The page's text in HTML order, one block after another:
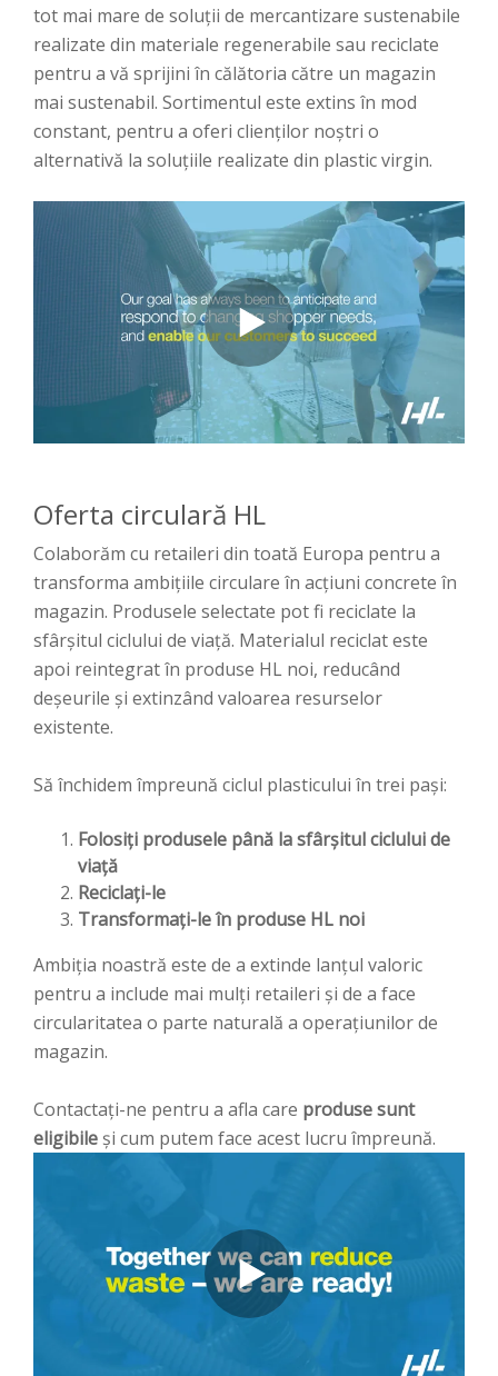
tot mai mare de soluții de mercantizare sustenabile
realizate din materiale regenerabile sau reciclate
pentru a vă sprijini în călătoria către un magazin
mai sustenabil. Sortimentul este extins în mod
constant, pentru a oferi clienților noștri o
alternativă la soluțiile realizate din plastic virgin.
Oferta circulară HL
Colaborăm cu retaileri din toată Europa pentru a
transforma ambițiile circulare în acțiuni concrete în
magazin. Produsele selectate pot fi reciclate la
sfârșitul ciclului de viață. Materialul reciclat este
apoi reintegrat în produse HL noi, reducând
deșeurile și extinzând valoarea resurselor
existente.
Să închidem împreună ciclul plasticului în trei pași:
Folosiți produsele până la sfârșitul ciclului de
viață
Reciclați-le
Transformați-le în produse HL noi
Ambiția noastră este de a extinde lanțul valoric
pentru a include mai mulți retaileri și de a face
circularitatea o parte naturală a operațiunilor de
magazin.
Contactați-ne pentru a afla care produse sunt
eligibile și cum putem face acest lucru împreună.